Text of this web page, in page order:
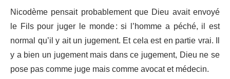
Nicodème pensait probablement que Dieu avait envoyé
le Fils pour juger le monde : si l’homme a péché, il est
normal qu’il y ait un jugement. Et cela est en partie vrai. Il
y a bien un jugement mais dans ce jugement, Dieu ne se
pose pas comme juge mais comme avocat et médecin.